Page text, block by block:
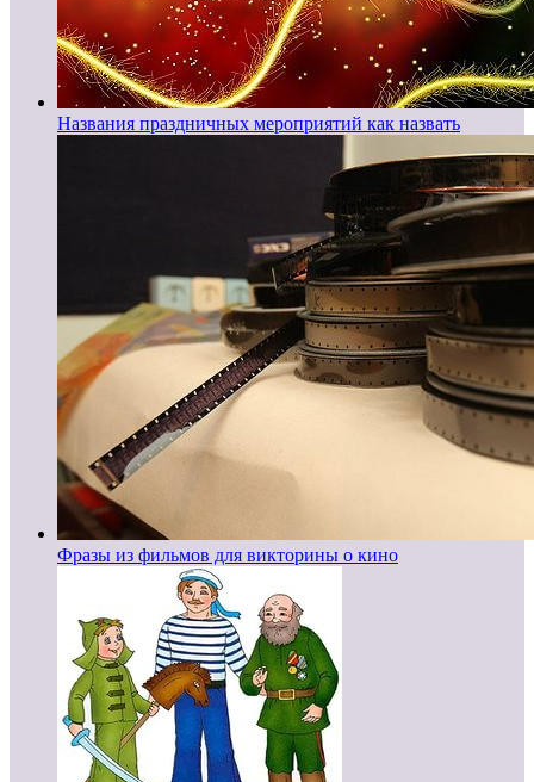
Названия праздничных мероприятий как назвать
Фразы из фильмов для викторины о кино